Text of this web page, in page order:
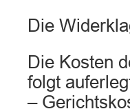
Die
Die Kosten
folgt
–